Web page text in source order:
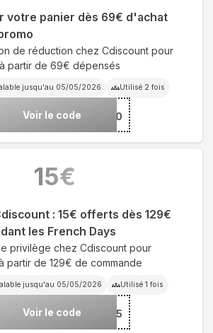
votre panier dès 69€ d'achat
de réduction chez Cdiscount pour
partir de 69€ dépensés
jusqu'au 05/05/2026 Utilisé 2 fois
Voir le code***ORICO10
: 15€ offerts dès 129€
les French Days
privilège chez Cdiscount pour
partir de 129€ de commande
jusqu'au 05/05/2026 Utilisé 1 fois
Voir le code***ORICO15
15€